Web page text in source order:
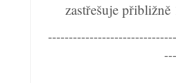
zastřešuje